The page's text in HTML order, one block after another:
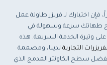
اختيارك لـ فريزر طاولة عمل
طهاتك سرعة وسهولة في
وتيرة الخدمة السريعة. هذه
التجارية لدينا، ومصممة
سطح الكاونتر المدمج الذي